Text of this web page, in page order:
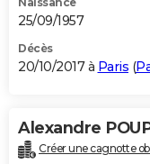
25/09/1957
Décès
20/10/2017 à Paris (
Alexandre
Créer une cagnotte